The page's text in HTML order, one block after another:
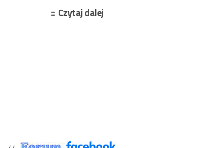
Czytaj dalej„Szczęsnowicz